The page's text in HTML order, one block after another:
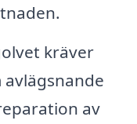
kräver
av